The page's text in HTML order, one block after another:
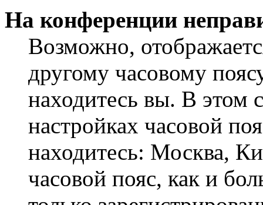
На конференции
Возможно,
другому часовому
находитесь вы. В этом
настройках часовой
находитесь: Москва,
часовой пояс, как и